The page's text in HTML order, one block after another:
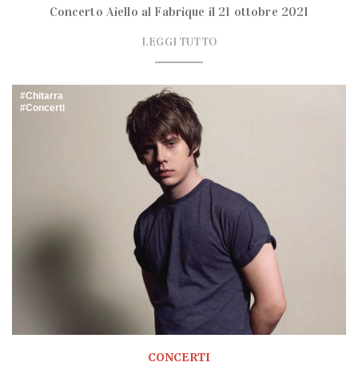
Concerto Aiello al Fabrique il 21 ottobre 2021
LEGGI TUTTO
Chitarra
Concerti
CONCERTI